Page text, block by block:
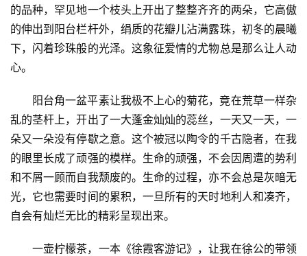
的品种，罕见地一个枝头上开出了整整齐齐的两朵，它高傲
的伸出到阳台栏杆外，绢质的花瓣儿沾满露珠，初冬的晨曦
下，闪着珍珠般的光泽。这象征爱情的尤物总是那么让人动
心。
阳台角一盆平素让我极不上心的菊花，竟在荒草一样杂
乱的茎杆上，开出了一大蓬金灿灿的蕊丝，一天又一天，一
朵又一朵没有停歇之意。这个被冠以陶令的千古隐者，在我
的眼里长成了顽强的模样。生命的顽强，不会因周遭的势利
和不屑一顾而自我颓废的。生命的过程，亦不会总是灰暗无
光，它也需要时间的累积，一旦所有的天时地利人和凑齐，
自会有灿烂无比的精彩呈现出来。
一壶柠檬茶，一本《徐霞客游记》，让我在徐公的带领